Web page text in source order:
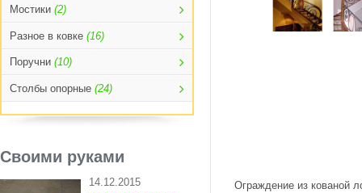
Мостики (2)
Разное в ковке (16)
Поручни (10)
Столбы опорные (24)
Своими руками
14.12.2015
Ограждение из кованой